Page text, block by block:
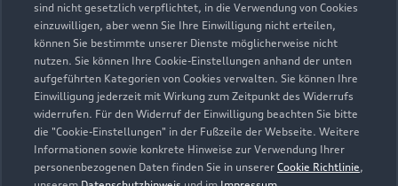
sind nicht gesetzlich verpflichtet, in die Verwendung von Cookies
einzuwilligen, aber wenn Sie Ihre Einwilligung nicht erteilen,
können Sie bestimmte unserer Dienste möglicherweise nicht
nutzen. Sie können Ihre Cookie-Einstellungen anhand der unten
aufgeführten Kategorien von Cookies verwalten. Sie können Ihre
Einwilligung jederzeit mit Wirkung zum Zeitpunkt des Widerrufs
widerrufen. Für den Widerruf der Einwilligung beachten Sie bitte
die "Cookie-Einstellungen" in der Fußzeile der Webseite. Weitere
Informationen sowie konkrete Hinweise zur Verwendung Ihrer
personenbezogenen Daten finden Sie in unserer Cookie Richtlinie,
Service
Geöffnet bis
18:00
Werkstatt
Geöffnet bis16:15
Verkauf
Geschlossen,öffnet amFreitag 08:30